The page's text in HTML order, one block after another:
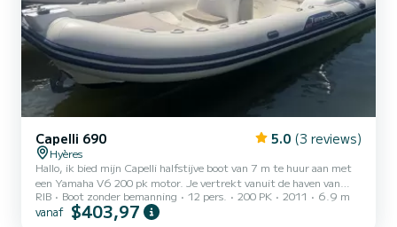
Capelli 690 5.0 (3 reviews)
Hyères
Hallo, ik bied mijn Capelli halfstijve boot van 7 m te huur aan met
een Yamaha V6 200 pk motor. Je vertrekt vanuit de haven van
Gapeau in Hyères van 9.00 tot 18.00 uur met een volle tank. Bij
terugkomst vul je bij. De boot is zeer comfortabel en zeer goed
RIB Boot zonder bemanning 12 pers. 200 PK 2011 6.9 m
vanaf $403,97